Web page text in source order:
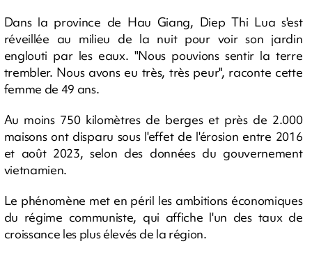
Dans la province de Hau Giang, Diep Thi Lua s'est
réveillée au milieu de la nuit pour voir son jardin
englouti par les eaux. "Nous pouvions sentir la terre
trembler. Nous avons eu très, très peur", raconte cette
femme de 49 ans.
Au moins 750 kilomètres de berges et près de 2.000
maisons ont disparu sous l'effet de l'érosion entre 2016
et août 2023, selon des données du gouvernement
vietnamien.
Le phénomène met en péril les ambitions économiques
du régime communiste, qui affiche l'un des taux de
croissance les plus élevés de la région.